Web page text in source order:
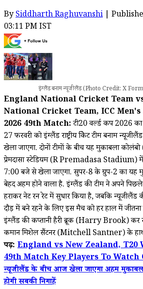
BySiddharth Raghuvanshi |
03:11 PM IST
इंग्लैंड बनाम न्यूजीलैंड (Photo Credit: X
England National Cricket Team
National Cricket Team, ICC
2026 49th Match:टी20 वर्ल्ड कप 2026
27 फरवरी को इंग्लैंड राष्ट्रीय क्रिकेट टीम बनाम न्यूजीलैंड
खेला जाएगा. दोनों टीमों के बीच यह मुकाबला
प्रेमदासा स्टेडियम (R Premadasa Stadium) में
7:00 बजे से खेला जाएगा. सुपर-8 के ग्रुप-2 का यह
बेहद अहम होने वाला है. इंग्लैंड की टीम ने अपने
हराकर नेट रन रेट में सुधार किया है, जबकि न्यूजीलैंड
दौड़ में बने रहने के लिए इस मैच को हर हाल में जीतना
इंग्लैंड की कप्तानी हैरी ब्रूक (Harry Brook) कर
कमान मिशेल सैंटनर (Mitchell Santner) के
पढ़ें: England vs New Zealand, T20
49th Match Key Players To Watch
न्यूजीलैंड के बीच आज खेला जाएगा अहम मुकाबला,
होगी सबकी निगाहें